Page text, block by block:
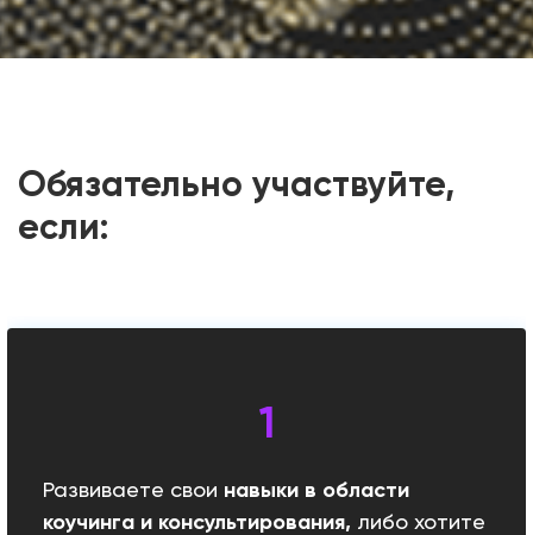
Обязательно участвуйте,
если:
Развиваете свои навыки в области
коучинга и консультирования, либо хотите